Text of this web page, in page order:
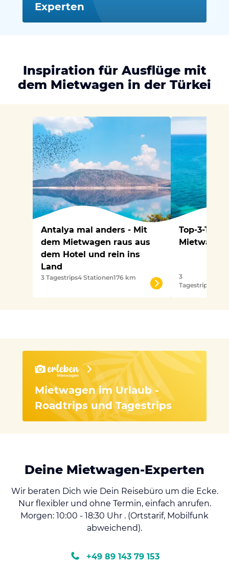
Experten
Inspiration für Ausflüge mit
dem Mietwagen in der Türkei
Antalya mal anders - Mit
dem Mietwagen raus aus
dem Hotel und rein ins
Land
3 Tagestrips4 Stationen176 km
Top-3-
3
Tagestrips
Mietwagen im Urlaub -
Roadtrips und Tagestrips
Deine Mietwagen-Experten
Wir beraten Dich wie Dein Reisebüro um die Ecke.
Nur flexibler und ohne Termin, einfach anrufen.
Morgen: 10:00 - 18:30 Uhr . (Ortstarif, Mobilfunk
abweichend).
+49 89 143 79 153